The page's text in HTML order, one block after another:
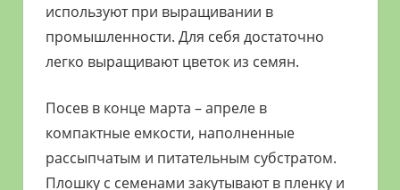
используют при выращивании в
промышленности. Для себя достаточно
легко выращивают цветок из семян.
Посев в конце марта – апреле в
компактные емкости, наполненные
рассыпчатым и питательным субстратом.
Плошку с семенами закутывают в пленку и